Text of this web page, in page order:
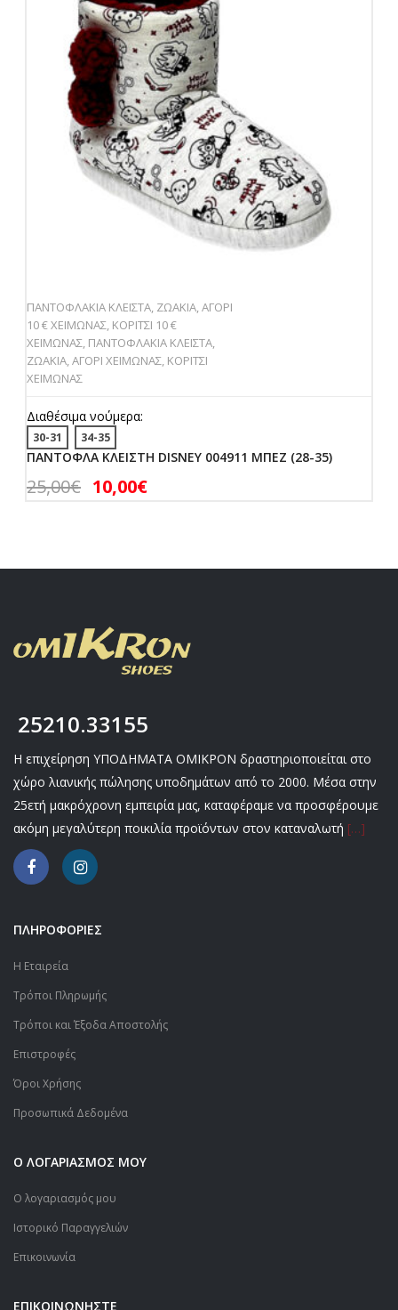
ΠΑΝΤΟΦΛΑΚΙΑ ΚΛΕΙΣΤΑ, ΖΩΑΚΙΑ,ΑΓΟΡΙ
10 € ΧΕΙΜΩΝΑΣ, ΚΟΡΙΤΣΙ 10 €
ΧΕΙΜΩΝΑΣ, ΠΑΝΤΟΦΛΑΚΙΑ ΚΛΕΙΣΤΑ,
ΖΩΑΚΙΑ,ΑΓΟΡΙ ΧΕΙΜΩΝΑΣ, ΚΟΡΙΤΣΙ
ΧΕΙΜΩΝΑΣ
Διαθέσιμα νούμερα:
30-31 34-35
ΠΑΝΤΟΦΛΑ ΚΛΕΙΣΤΗ DISNEY 004911 ΜΠΕΖ (28-35)
25,00€ 10,00€
25210.33155
Η επιχείρηση ΥΠΟΔΗΜΑΤΑ ΟΜΙΚΡΟΝ δραστηριοποιείται στο
χώρο λιανικής πώλησης υποδημάτων από το 2000. Μέσα στην
25ετή μακρόχρονη εμπειρία μας, καταφέραμε να προσφέρουμε
ακόμη μεγαλύτερη ποικιλία προϊόντων στον καταναλωτή […]
ΠΛΗΡΟΦΟΡΙΕΣ
Η Εταιρεία
Τρόποι Πληρωμής
Τρόποι και Έξοδα Αποστολής
Επιστροφές
Όροι Χρήσης
Προσωπικά Δεδομένα
Ο ΛΟΓΑΡΙΑΣΜΟΣ ΜΟΥ
Ο λογαριασμός μου
Ιστορικό Παραγγελιών
Επικοινωνία
ΕΠΙΚΟΙΝΩΝΗΣΤΕ